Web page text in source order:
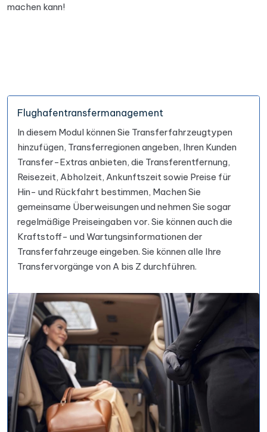
machen kann!
Flughafentransfermanagement
In diesem Modul können Sie Transferfahrzeugtypen
hinzufügen, Transferregionen angeben, Ihren Kunden
Transfer-Extras anbieten, die Transferentfernung,
Reisezeit, Abholzeit, Ankunftszeit sowie Preise für
Hin- und Rückfahrt bestimmen, Machen Sie
gemeinsame Überweisungen und nehmen Sie sogar
regelmäßige Preiseingaben vor. Sie können auch die
Kraftstoff- und Wartungsinformationen der
Transferfahrzeuge eingeben. Sie können alle Ihre
Transfervorgänge von A bis Z durchführen.